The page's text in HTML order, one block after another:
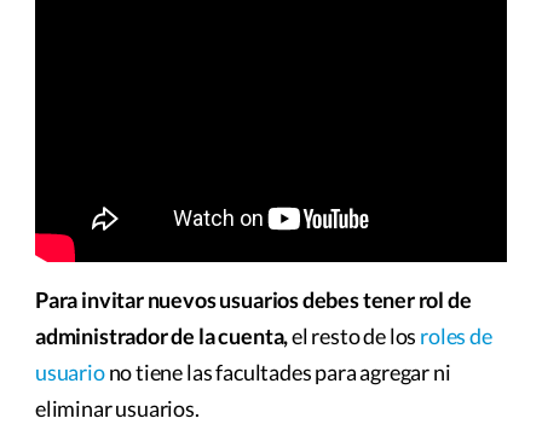
Para invitar nuevos usuarios debes tener rol de
administrador de la cuenta,el resto de los roles de
usuariono tiene las facultades para agregar ni
eliminar usuarios.